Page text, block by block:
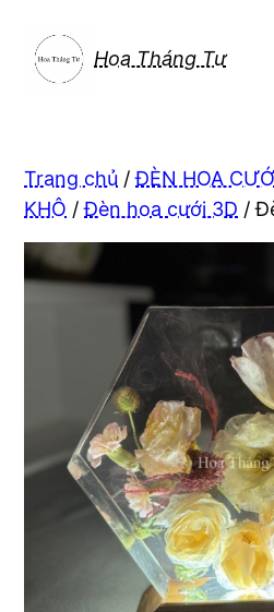
phần
Hoa Tháng Tư
Trang chủ /ĐÈN HOA
KHÔ /Đèn hoa cưới 3D /